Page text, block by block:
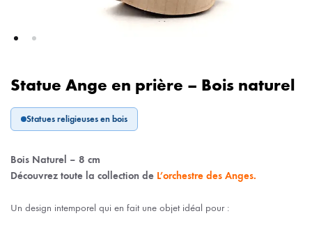
Statue Ange en prière – Bois naturel
Statues religieuses en bois
Bois Naturel – 8 cm
Découvrez toute la collection de L’orchestre des Anges.
Un design intemporel qui en fait une objet idéal pour :